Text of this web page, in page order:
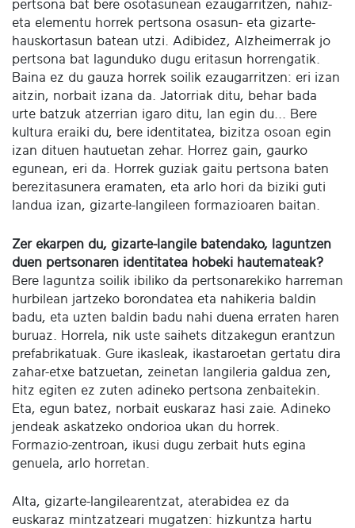
pertsona bat bere osotasunean ezaugarritzen, nahiz-
eta elementu horrek pertsona osasun- eta gizarte-
hauskortasun batean utzi. Adibidez, Alzheimerrak jo
pertsona bat lagunduko dugu eritasun horrengatik.
Baina ez du gauza horrek soilik ezaugarritzen: eri izan
aitzin, norbait izana da. Jatorriak ditu, behar bada
urte batzuk atzerrian igaro ditu, lan egin du... Bere
kultura eraiki du, bere identitatea, bizitza osoan egin
izan dituen hautuetan zehar. Horrez gain, gaurko
egunean, eri da. Horrek guziak gaitu pertsona baten
berezitasunera eramaten, eta arlo hori da biziki guti
landua izan, gizarte-langileen formazioaren baitan.
Zer ekarpen du, gizarte-langile batendako, laguntzen
duen pertsonaren identitatea hobeki hautemateak?
Bere laguntza soilik ibiliko da pertsonarekiko harreman
hurbilean jartzeko borondatea eta nahikeria baldin
badu, eta uzten baldin badu nahi duena erraten haren
buruaz. Horrela, nik uste saihets ditzakegun erantzun
prefabrikatuak. Gure ikasleak, ikastaroetan gertatu dira
zahar-etxe batzuetan, zeinetan langileria galdua zen,
hitz egiten ez zuten adineko pertsona zenbaitekin.
Eta, egun batez, norbait euskaraz hasi zaie. Adineko
jendeak askatzeko ondorioa ukan du horrek.
Formazio-zentroan, ikusi dugu zerbait huts egina
genuela, arlo horretan.
Alta, gizarte-langilearentzat, aterabidea ez da
euskaraz mintzatzeari mugatzen: hizkuntza hartu